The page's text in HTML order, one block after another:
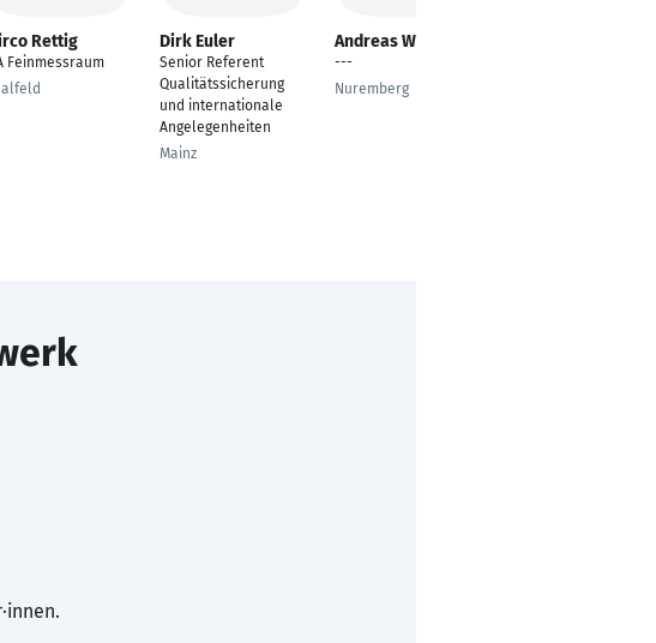
Rettig
Feinmessraum
Dirk Euler
Senior Referent
Qualitätssicherung
und internationale
Angelegenheiten
Mainz
Andreas Wotawa
---
Nuremberg